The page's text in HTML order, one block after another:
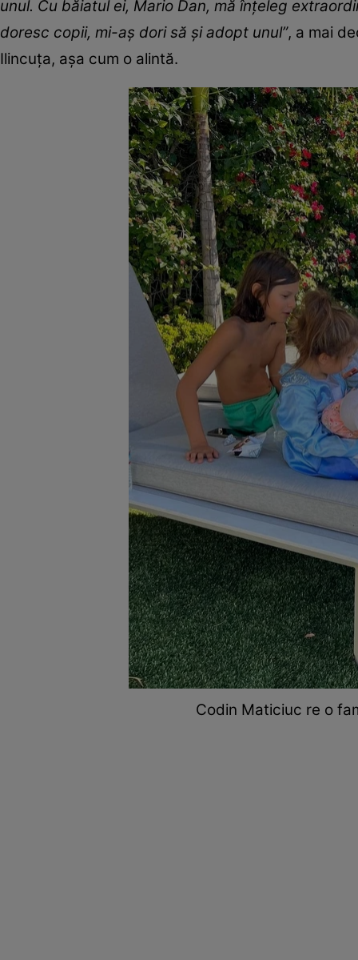
unul. Cu băiatul ei, Mario Dan, mă înţeleg
doresc copii, mi-aş dori să şi adopt unul”, a mai
Ilincuţa, aşa cum o alintă.
Codin Maticiuc re o